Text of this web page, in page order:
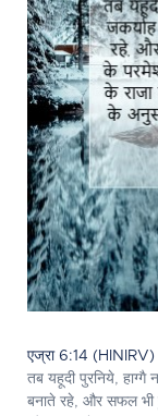
एज्रा 6:14 (HINIRV)
तब यहूदी पुरनिये, हाग्गै
बनाते रहे, और सफल भी